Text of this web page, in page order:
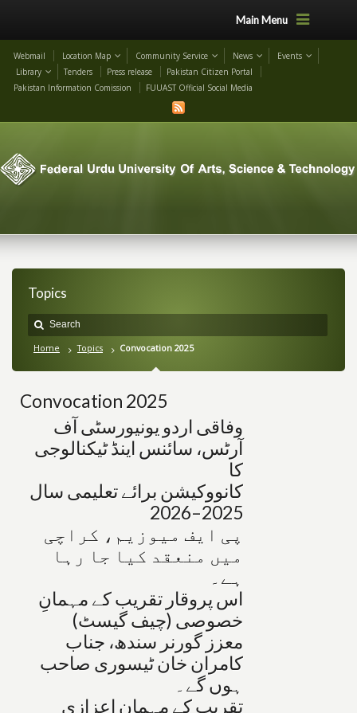
Main Menu
Webmail Location Map Community Service News
Events
Library
Tenders Press release
Pakistan Citizen Portal
Pakistan Information Comission
FUUAST Official Social Media
Topics
Home Topics Convocation 2025
Convocation 2025
وفاقی اردو یونیورسٹی آف
آرٹس، سائنس اینڈ ٹیکنالوجی
کا
کانووکیشن برائے تعلیمی سال
2025–2026
پی ایف میوزیم، کراچی
میں منعقد کیا جا رہا
ہے۔
اس پروقار تقریب کے مہمانِ
خصوصی (چیف گیسٹ)
معزز گورنر سندھ، جناب
کامران خان ٹیسوری صاحب
ہوں گے۔
تقریب کے مہمانِ اعزازی